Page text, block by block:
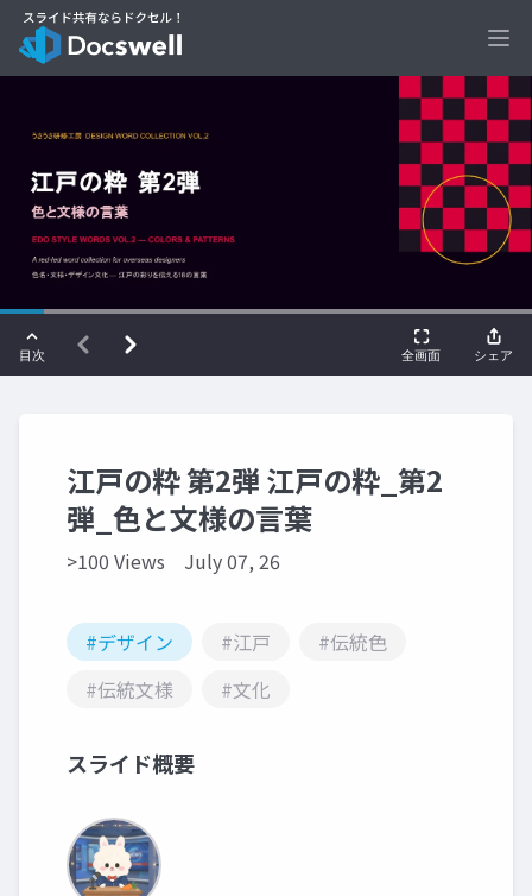
江戸の粋 第2弾 江戸の粋_第2
弾_色と文様の言葉
>100 Views July 07, 26
#デザイン #江戸
#伝統色
#伝統文様
#文化
スライド概要